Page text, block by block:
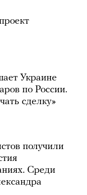
Украине
по России.
сделку»
получили
Среди